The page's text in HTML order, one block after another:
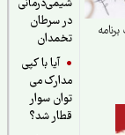
شیمی‌درمانی
در سرطان
تخمدان
آیا با کپی
مدارک می
توان سوار
قطار شد؟